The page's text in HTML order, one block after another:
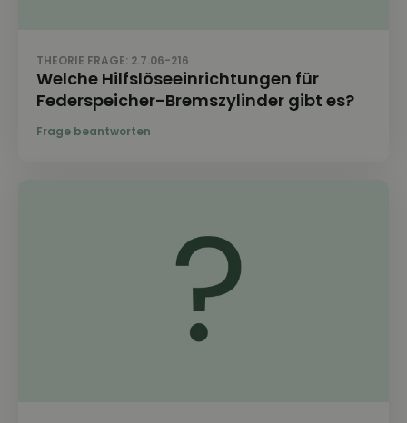
THEORIE FRAGE: 2.7.06-216
Welche Hilfslöseeinrichtungen für
Federspeicher-Bremszylinder gibt es?